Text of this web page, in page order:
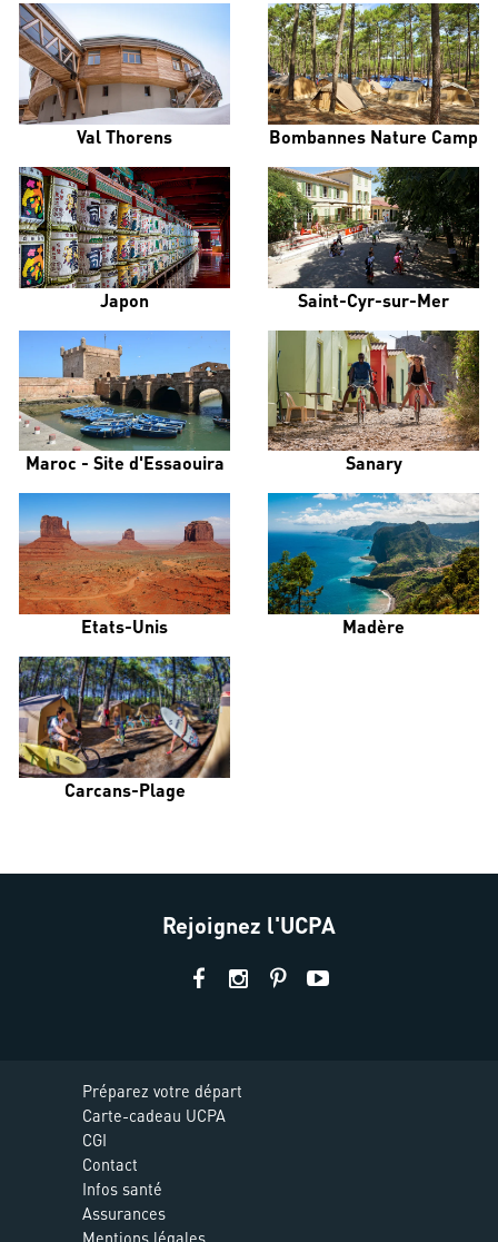
Val Thorens Bombannes Nature Camp
Japon Saint-Cyr-sur-Mer
Maroc - Site d'Essaouira Sanary
Etats-Unis Madère
Carcans-Plage
Rejoignez l'UCPA
Préparez votre départ
Carte-cadeau UCPA
CGI
Contact
Infos santé
Assurances
Mentions légales